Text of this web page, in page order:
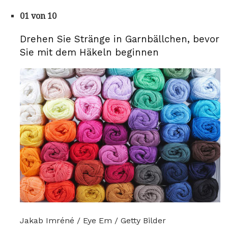
01 von 10
Drehen Sie Stränge in Garnbällchen, bevor
Sie mit dem Häkeln beginnen
Jakab Imréné / Eye Em / Getty Bilder